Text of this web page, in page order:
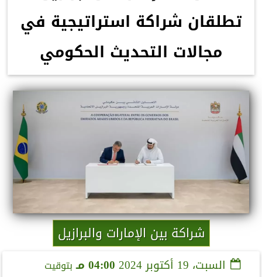
تطلقان شراكة استراتيجية في
مجالات التحديث الحكومي
شراكة بين الإمارات والبرازيل
السبت، 19 أكتوبر 2024 04:00 مـ
بتوقيت